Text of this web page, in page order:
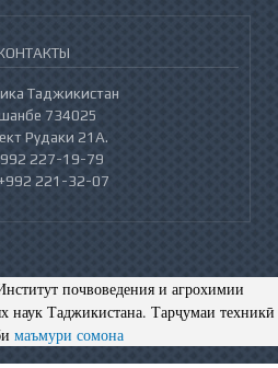
Таджикистан
734025
Рудаки 21А.
227-19-79
221-32-07
почвоведения и агрохимии
наук Таджикистана. Тарҷумаи техникӣ
маъмури сомона